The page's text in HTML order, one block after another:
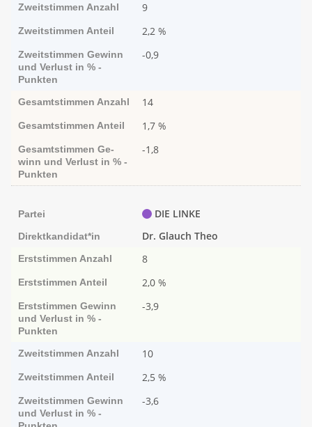
Zweitstimmen Anzahl 9
Zweitstimmen Anteil 2,2 %
Zweitstimmen Ge­­winn
und Ver­­lust in % -
Punk­ten
-0,9
Gesamtstimmen Anzahl 14
Gesamtstimmen Anteil 1,7 %
Gesamtstimmen Ge­­
winn und Ver­­lust in % -
Punk­ten
-1,8
Partei DIE LINKE
Direktkandidat*in Dr. Glauch Theo
Erststimmen Anzahl 8
Erststimmen Anteil 2,0 %
Erststimmen Ge­­winn
und Ver­­lust in % -
Punk­ten
-3,9
Zweitstimmen Anzahl 10
Zweitstimmen Anteil 2,5 %
Zweitstimmen Ge­­winn
und Ver­­lust in % -
-3,6